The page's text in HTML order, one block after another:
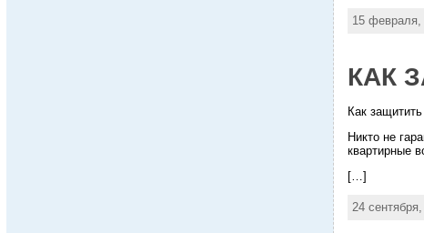
15 февраля,
КАК
Как
Никто не
квартирные
[…]
24